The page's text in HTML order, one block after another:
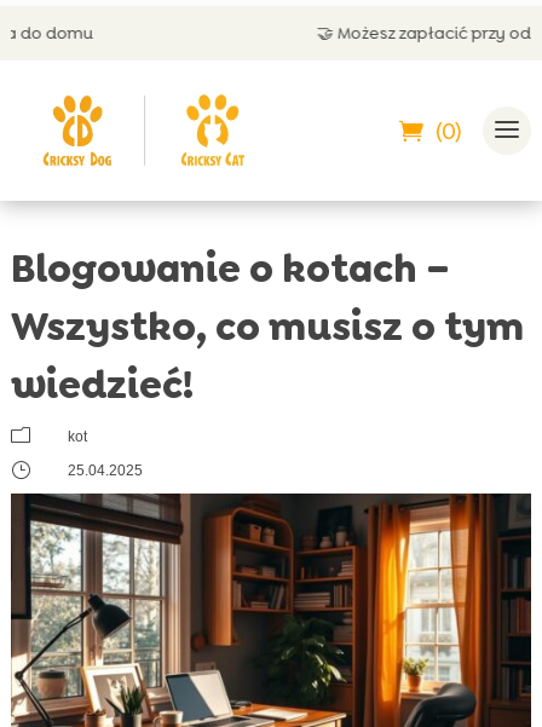
🤝 Możesz zapłacić przy odbiorze
(0)
Blogowanie o kotach –
Wszystko, co musisz o tym
wiedzieć!
m kot
} 25.04.2025